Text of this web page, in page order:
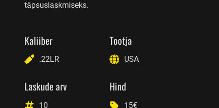
täpsuslaskmiseks.
Kaliiber
.22LR
Tootja
USA
Laskude arv
10
Hind
15€